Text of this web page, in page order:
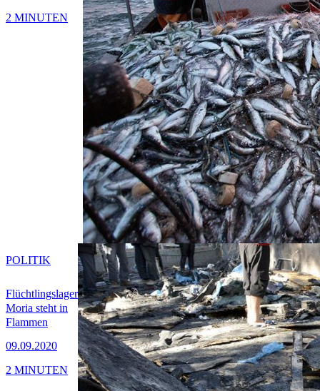
2 MINUTEN
Flüchtlingslager
Moria steht in
Flammen
09.09.2020
POLITIK
2 MINUTEN